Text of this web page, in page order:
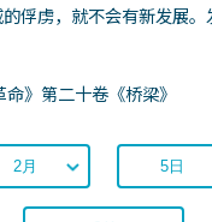
俘虏，就不会有新发展
》第二十卷《桥梁》